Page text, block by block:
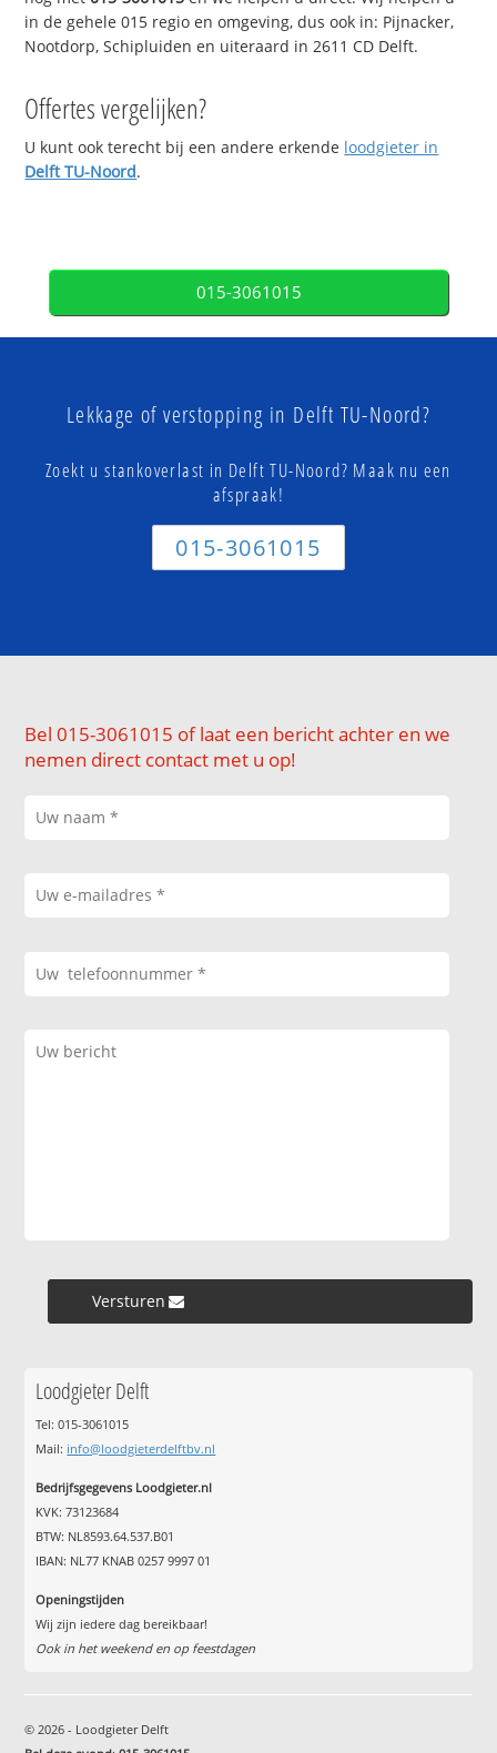
in de gehele 015 regio en omgeving, dus ook in: Pijnacker,
Nootdorp, Schipluiden en uiteraard in 2611 CD Delft.
Offertes vergelijken?
U kunt ook terecht bij een andere erkende loodgieter in
Delft TU-Noord.
015-3061015
Lekkage of verstopping in Delft TU-Noord?
Zoekt u stankoverlast in Delft TU-Noord? Maak nu een
afspraak!
015-3061015
Bel 015-3061015 of laat een bericht achter en we
nemen direct contact met u op!
Versturen »
Loodgieter Delft
Tel: 015-3061015
Mail: info@loodgieterdelftbv.nl
Bedrijfsgegevens Loodgieter.nl
KVK: 73123684
BTW: NL8593.64.537.B01
IBAN: NL77 KNAB 0257 9997 01
Openingstijden
Wij zijn iedere dag bereikbaar!
Ook in het weekend en op feestdagen
© 2026 - Loodgieter Delft